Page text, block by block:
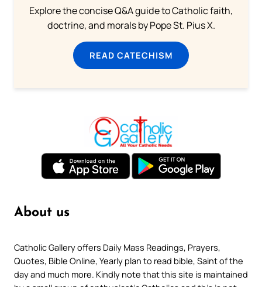
Explore the concise Q&A guide to Catholic faith,
doctrine, and morals by Pope St. Pius X.
READ CATECHISM
About us
Catholic Gallery offers Daily Mass Readings, Prayers,
Quotes, Bible Online, Yearly plan to read bible, Saint of the
day and much more. Kindly note that this site is maintained